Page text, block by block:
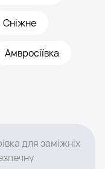
Сніжне
Амвросіївка
для заміжніх